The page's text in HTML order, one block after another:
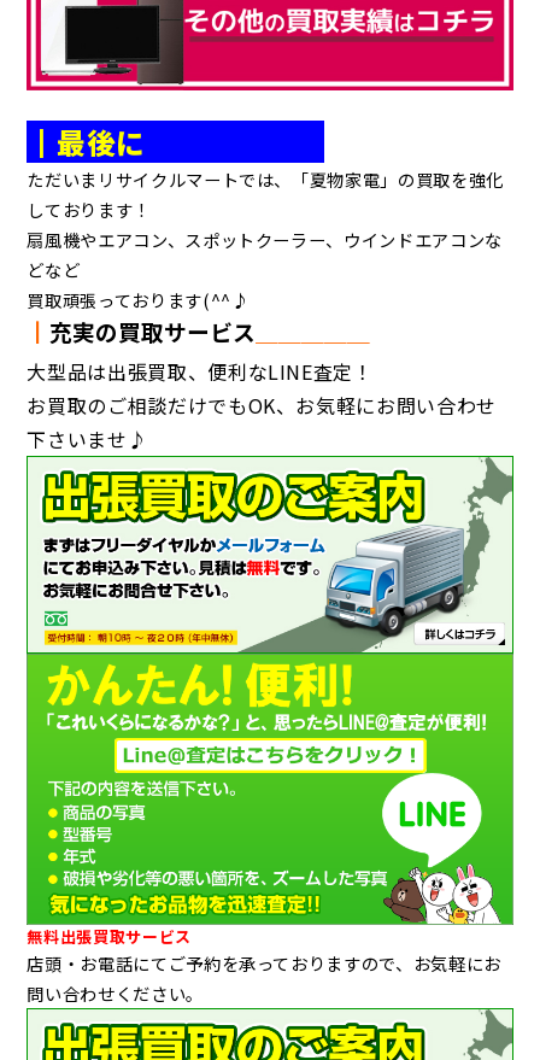
┃最後に
ただいまリサイクルマートでは、「夏物家電」の買取を強化
しております！
扇風機やエアコン、スポットクーラー、ウインドエアコンな
どなど
買取頑張っております(^^♪
┃ 充実の買取サービス
大型品は出張買取、便利なLINE査定！
お買取のご相談だけでもOK、お気軽にお問い合わせ
下さいませ♪
無料出張買取サービス
店頭・お電話にてご予約を承っておりますので、お気軽にお
問い合わせください。